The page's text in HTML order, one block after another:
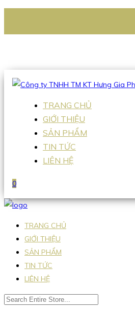
Hotline:0938 336 079
TRANG CHỦ
GIỚI THIỆU
SẢN PHẨM
TIN TỨC
LIÊN HỆ
0
TRANG CHỦ
GIỚI THIỆU
SẢN PHẨM
TIN TỨC
LIÊN HỆ